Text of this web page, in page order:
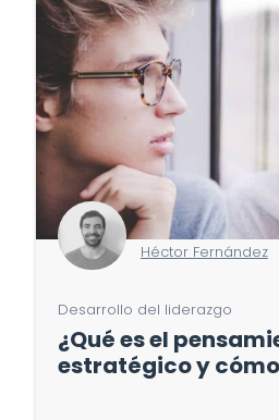
Héctor Fernández
Desarrollo del liderazgo
¿Qué es el
estratégico y